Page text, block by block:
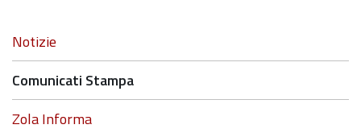
Navigazione
Notizie
Comunicati Stampa
Zola Informa